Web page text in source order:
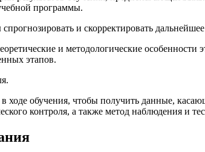
программы.
и скорректировать
и методологические особенности
этапов.
ходе обучения, чтобы получить данные,
контроля, а также метод наблюдения и